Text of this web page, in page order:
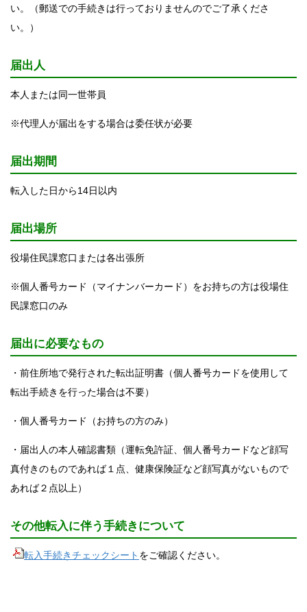
い。（郵送での手続きは行っておりませんのでご了承くださ
い。）
届出人
本人または同一世帯員
※代理人が届出をする場合は委任状が必要
届出期間
転入した日から14日以内
届出場所
役場住民課窓口または各出張所
※個人番号カード（マイナンバーカード）をお持ちの方は役場住
民課窓口のみ
届出に必要なもの
・前住所地で発行された転出証明書（個人番号カードを使用して
転出手続きを行った場合は不要）
・個人番号カード（お持ちの方のみ）
・届出人の本人確認書類（運転免許証、個人番号カードなど顔写
真付きのものであれば１点、健康保険証など顔写真がないもので
あれば２点以上）
その他転入に伴う手続きについて
転入手続きチェックシート をご確認ください。